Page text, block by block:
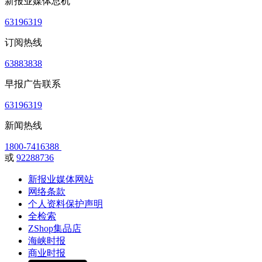
63196319
订阅热线
63883838
早报广告联系
63196319
新闻热线
1800-7416388
或 92288736
新报业媒体网站
网络条款
个人资料保护声明
全检索
ZShop集品店
海峡时报
商业时报